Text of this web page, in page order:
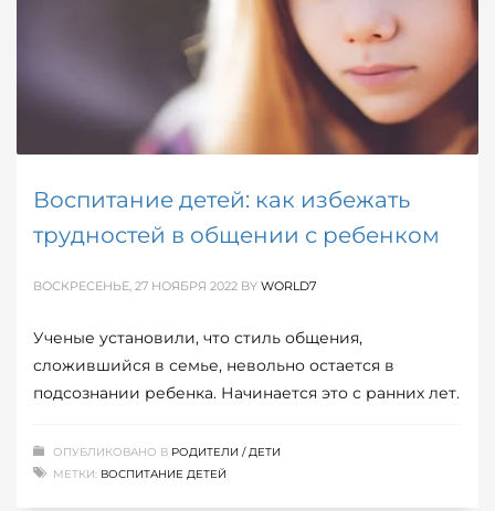
Воспитание детей: как избежать
трудностей в общении с ребенком
ВОСКРЕСЕНЬЕ, 27 НОЯБРЯ 2022 BY WORLD7
Ученые установили, что стиль общения,
сложившийся в семье, невольно остается в
подсознании ребенка. Начинается это с ранних лет.
ОПУБЛИКОВАНО В РОДИТЕЛИ / ДЕТИ
МЕТКИ: ВОСПИТАНИЕ ДЕТЕЙ